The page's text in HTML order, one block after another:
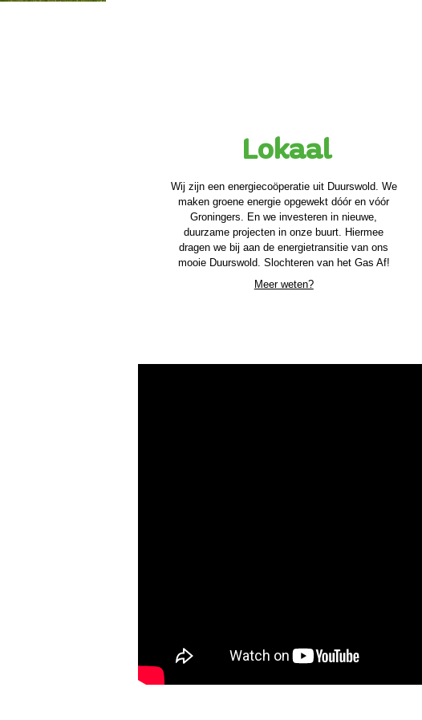
Lokaal
Wij zijn een energiecoöperatie uit Duurswold. We
maken groene energie opgewekt dóór en vóór
Groningers. En we investeren in nieuwe,
duurzame projecten in onze buurt. Hiermee
dragen we bij aan de energietransitie van ons
mooie Duurswold. Slochteren van het Gas Af!
Meer weten?